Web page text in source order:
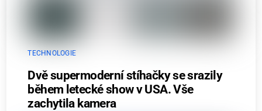
TECHNOLOGIE
Dvě supermoderní stíhačky se srazily
během letecké show v USA. Vše
zachytila kamera